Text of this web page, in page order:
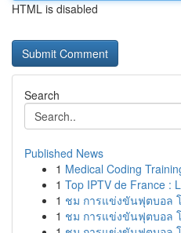
HTML is disabled
Search
Published News
1 Medical Coding
1 Top IPTV de France :
1 ชม การแข่งขันฟุตบอล
1 ชม การแข่งขันฟุตบอล